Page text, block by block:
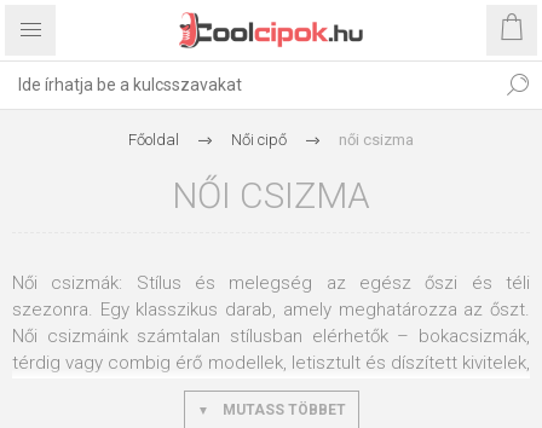
Főoldal Női cipő női csizma
NŐI CSIZMA
Női csizmák: Stílus és melegség az egész őszi és téli
szezonra. Egy klasszikus darab, amely meghatározza az őszt.
Női csizmáink számtalan stílusban elérhetők – bokacsizmák,
térdig vagy combig érő modellek, letisztult és díszített kivitelek,
bőrből vagy szintetikus anyagból. Kényelem, stílus és
hőkomfort egyetlen cipőben.MUTASS TÖBBET